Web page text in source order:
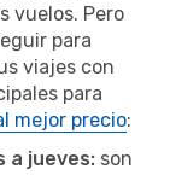
vuelos. Pero
para
viajes con
para
mejor precio:
a jueves: son